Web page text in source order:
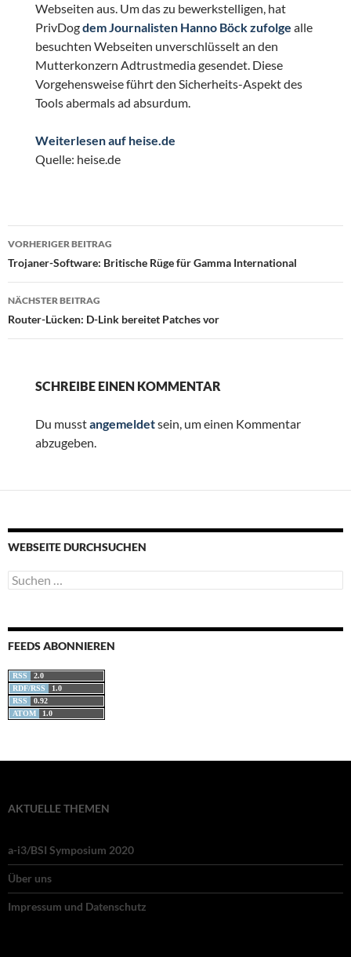
Webseiten aus. Um das zu bewerkstelligen, hat
PrivDogdem Journalisten Hanno Böck zufolge alle
besuchten Webseiten unverschlüsselt an den
Mutterkonzern Adtrustmedia gesendet. Diese
Vorgehensweise führt den Sicherheits-Aspekt des
Tools abermals ad absurdum.
Weiterlesen auf heise.de
Quelle: heise.de
Beitragsnavigation
VORHERIGER BEITRAG
Trojaner-Software: Britische Rüge für Gamma International
NÄCHSTER BEITRAG
Router-Lücken: D-Link bereitet Patches vor
SCHREIBE EINEN KOMMENTAR
Du musstangemeldetsein, um einen Kommentar
abzugeben.
WEBSEITE DURCHSUCHEN
Suchen
nach:
FEEDS ABONNIEREN
RSS
2.0
RDF/RSS
1.0
RSS
0.92
ATOM
1.0
AKTUELLE THEMEN
a-i3/BSI Symposium 2020
Über uns
Impressum und Datenschutz